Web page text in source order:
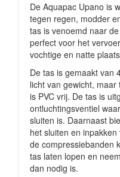
De Aquapac Upano is
tegen regen, modder
tas is venoemd naar
perfect voor het
vochtige en natte
De tas is gemaakt van
licht van gewicht,
is PVC vrij. De tas is
ontluchtingsventiel
sluiten is. Daarnaast
het sluiten en
de compressiebanden
tas laten lopen en
dan nodig is.